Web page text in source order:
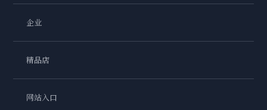
企业
精品店
网站入口